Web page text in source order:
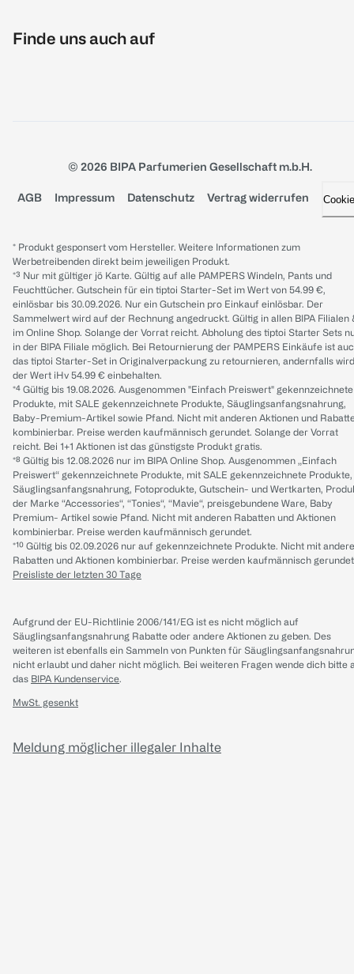
Finde uns auch auf
© 2026 BIPA Parfumerien Gesellschaft m.b.H.
AGB Impressum Datenschutz Vertrag widerrufen
* Produkt gesponsert vom Hersteller. Weitere Informationen zum
Werbetreibenden direkt beim jeweiligen Produkt.
*³ Nur mit gültiger jö Karte. Gültig auf alle PAMPERS Windeln, Pants und
Feuchttücher. Gutschein für ein tiptoi Starter-Set im Wert von 54.99 €,
einlösbar bis 30.09.2026. Nur ein Gutschein pro Einkauf einlösbar. Der
Sammelwert wird auf der Rechnung angedruckt. Gültig in allen BIPA Filialen
im Online Shop. Solange der Vorrat reicht. Abholung des tiptoi Starter Sets
in der BIPA Filiale möglich. Bei Retournierung der PAMPERS Einkäufe ist
das tiptoi Starter-Set in Originalverpackung zu retournieren, andernfalls wird
der Wert iHv 54.99 € einbehalten.
*⁴ Gültig bis 19.08.2026. Ausgenommen "Einfach Preiswert" gekennzeichnete
Produkte, mit SALE gekennzeichnete Produkte, Säuglingsanfangsnahrung,
Baby-Premium-Artikel sowie Pfand. Nicht mit anderen Aktionen und
kombinierbar. Preise werden kaufmännisch gerundet. Solange der Vorrat
reicht. Bei 1+1 Aktionen ist das günstigste Produkt gratis.
*⁸ Gültig bis 12.08.2026 nur im BIPA Online Shop. Ausgenommen „Einfach
Preiswert“ gekennzeichnete Produkte, mit SALE gekennzeichnete Produkte,
Säuglingsanfangsnahrung, Fotoprodukte, Gutschein- und Wertkarten,
der Marke “Accessories“, “Tonies“, “Mavie“, preisgebundene Ware, Baby
Premium- Artikel sowie Pfand. Nicht mit anderen Rabatten und Aktionen
kombinierbar. Preise werden kaufmännisch gerundet.
*¹⁰ Gültig bis 02.09.2026 nur auf gekennzeichnete Produkte. Nicht mit
Rabatten und Aktionen kombinierbar. Preise werden kaufmännisch
Preisliste der letzten 30 Tage
Aufgrund der EU-Richtlinie 2006/141/EG ist es nicht möglich auf
Säuglingsanfangsnahrung Rabatte oder andere Aktionen zu geben. Des
weiteren ist ebenfalls ein Sammeln von Punkten für
nicht erlaubt und daher nicht möglich. Bei weiteren Fragen wende dich bitte
das BIPA Kundenservice.
MwSt. gesenkt
Meldung möglicher illegaler Inhalte